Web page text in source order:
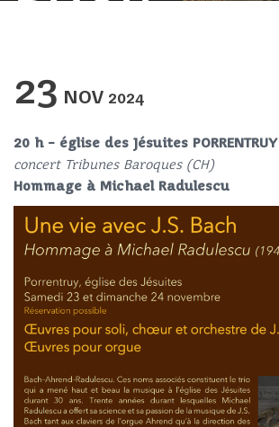
23 NOV 2024
20 h – église des Jésuites PORRENTRUY
concert Tribunes Baroques (CH)
Hommage à Michael Radulescu